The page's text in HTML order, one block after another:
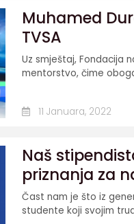
Muhamed
TVSA
Uz smještaj, Fondacija
mentorstvo, čime
11 Januara, 2022
Naš
priznanja za
Čast nam je što iz
studente koji svojim